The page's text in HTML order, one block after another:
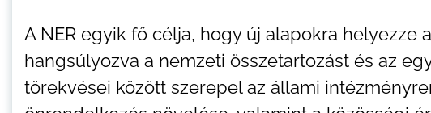
A NER egyik fő célja, hogy új alapokra helyezze
hangsúlyozva a nemzeti összetartozást és az
törekvései között szerepel az állami